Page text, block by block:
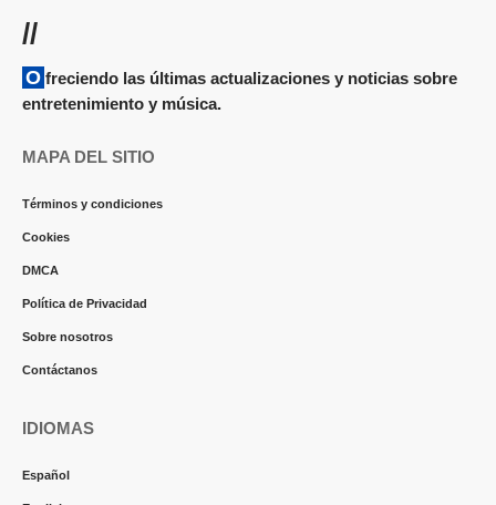
//
Ofreciendo las últimas actualizaciones y noticias sobre
entretenimiento y música.
MAPA DEL SITIO
Términos y condiciones
Cookies
DMCA
Política de Privacidad
Sobre nosotros
Contáctanos
IDIOMAS
Español